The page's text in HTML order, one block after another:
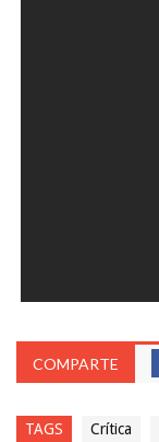
COMPARTE
TAGS Crítica